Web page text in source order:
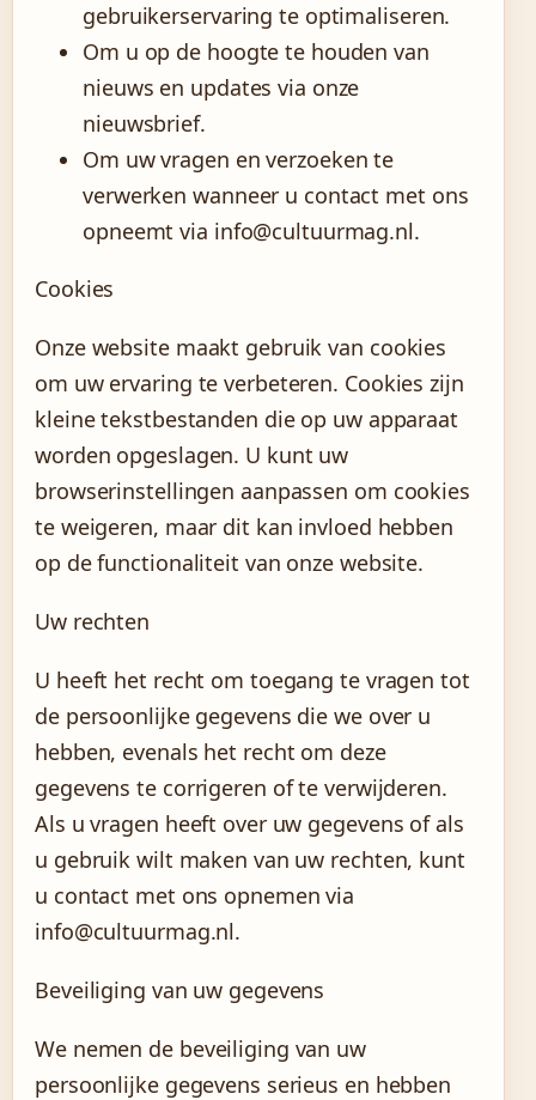
gebruikerservaring te optimaliseren.
Om u op de hoogte te houden van
nieuws en updates via onze
nieuwsbrief.
Om uw vragen en verzoeken te
verwerken wanneer u contact met ons
opneemt via info@cultuurmag.nl.
Cookies
Onze website maakt gebruik van cookies
om uw ervaring te verbeteren. Cookies zijn
kleine tekstbestanden die op uw apparaat
worden opgeslagen. U kunt uw
browserinstellingen aanpassen om cookies
te weigeren, maar dit kan invloed hebben
op de functionaliteit van onze website.
Uw rechten
U heeft het recht om toegang te vragen tot
de persoonlijke gegevens die we over u
hebben, evenals het recht om deze
gegevens te corrigeren of te verwijderen.
Als u vragen heeft over uw gegevens of als
u gebruik wilt maken van uw rechten, kunt
u contact met ons opnemen via
info@cultuurmag.nl.
Beveiliging van uw gegevens
We nemen de beveiliging van uw
persoonlijke gegevens serieus en hebben